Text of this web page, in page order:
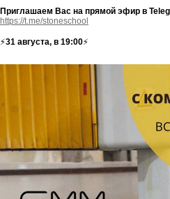
Приглашаем Вас на прямой эфир в
https://t.me/stoneschool
⚡️31 августа, в 19:00⚡️